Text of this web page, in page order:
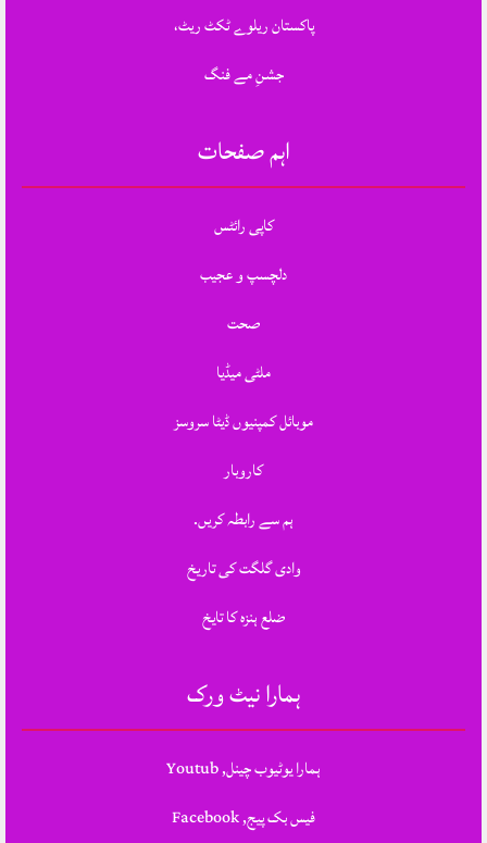
پاکستان ریلوے ٹکٹ ریٹ،
جشنِ مے فنگ
اہم صفحات
کاپی رائٹس
دلچسپ و عجیب
صحت
ملٹی میڈیا
موبائل کمپنیوں ڈیٹا سروسز
کاروبار
ہم سے رابطہ کریں.
وادی گلگت کی تاریخ
ضلع ہنزہ کا تایخ
ہمارا نیٹ ورک
ہمارا یوٹیوب چینل, Youtub
فیس بک پیج, Facebook